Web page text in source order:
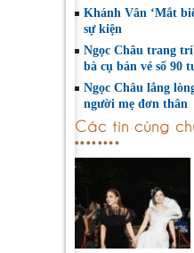
Khánh Vân ‘Mắt
sự kiện
Ngọc Châu trang
bà cụ bán vé số 90
Ngọc Châu lắng
người mẹ đơn thân
Các tin cùng